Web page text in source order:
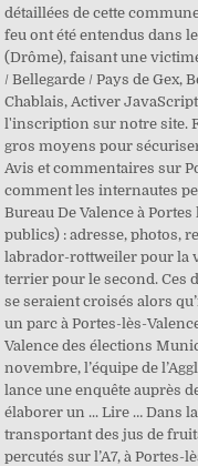
détaillées de cette
feu ont été entendus dans
(Drôme), faisant une
/ Bellegarde / Pays de Gex,
Chablais, Activer
l'inscription sur notre site.
gros moyens pour
Avis et commentaires sur
comment les internautes
Bureau De Valence à
publics) : adresse, photos,
labrador-rottweiler pour la
terrier pour le second. Ces
se seraient croisés alors
un parc à Portes-lès-
Valence des élections
novembre, l’équipe de
lance une enquête auprès
élaborer un ... Lire … Dans
transportant des jus de
percutés sur l’A7, à